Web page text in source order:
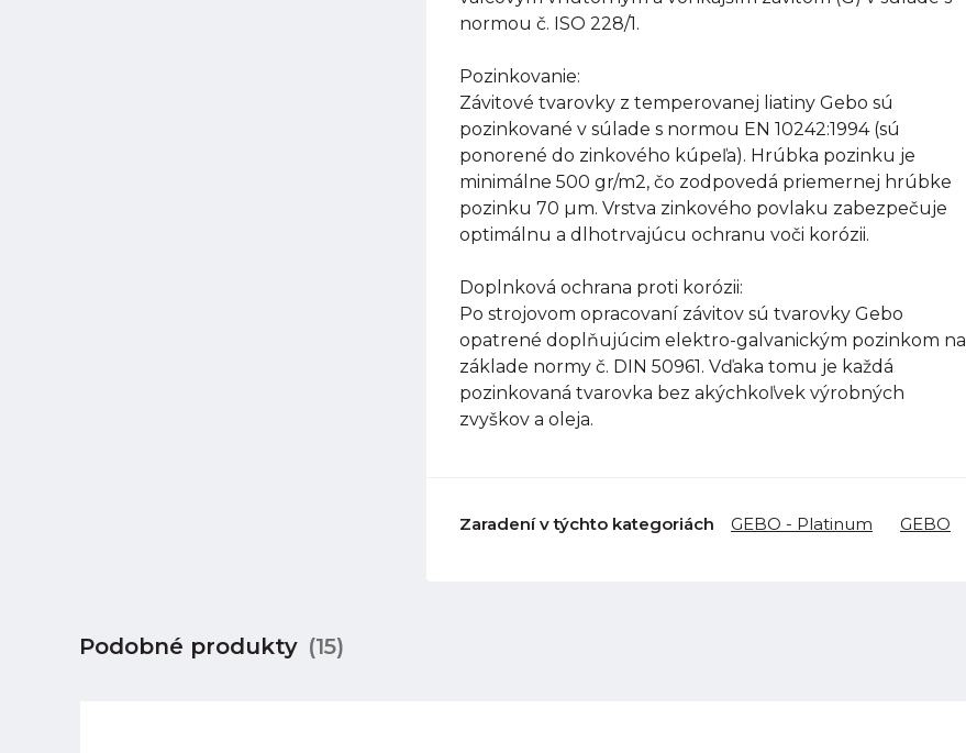
normou č. ISO 228/1.
Pozinkovanie:
Závitové tvarovky z temperovanej liatiny Gebo sú
pozinkované v súlade s normou EN 10242:1994 (sú
ponorené do zinkového kúpeľa). Hrúbka pozinku je
minimálne 500 gr/m2, čo zodpovedá priemernej hrúbke
pozinku 70 µm. Vrstva zinkového povlaku zabezpečuje
optimálnu a dlhotrvajúcu ochranu voči korózii.
Doplnková ochrana proti korózii:
Po strojovom opracovaní závitov sú tvarovky Gebo
opatrené doplňujúcim elektro-galvanickým pozinkom na
základe normy č. DIN 50961. Vďaka tomu je každá
pozinkovaná tvarovka bez akýchkoľvek výrobných
zvyškov a oleja.
Zaradení v týchto kategoriách GEBO - Platinum GEBO
Podobné produkty (15)